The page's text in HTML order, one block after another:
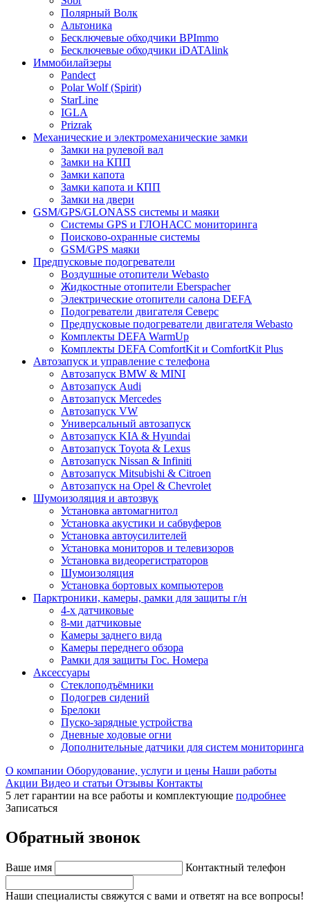
Полярный Волк
Альтоника
Бесключевые обходчики BPImmo
Бесключевые обходчики iDATAlink
Иммобилайзеры
Pandect
Polar Wolf (Spirit)
StarLine
IGLA
Prizrak
Механические и электромеханические замки
Замки на рулевой вал
Замки на КПП
Замки капота
Замки капота и КПП
Замки на двери
GSM/GPS/GLONASS системы и маяки
Системы GPS и ГЛОНАСС мониторинга
Поисково-охранные системы
GSM/GPS маяки
Предпусковые подогреватели
Воздушные отопители Webasto
Жидкостные отопители Eberspacher
Электрические отопители салона DEFA
Подогреватели двигателя Северс
Предпусковые подогреватели двигателя Webasto
Комплекты DEFA WarmUp
Комплекты DEFA ComfortKit и ComfortKit Plus
Автозапуск и управление с телефона
Автозапуск BMW & MINI
Автозапуск Audi
Автозапуск Mercedes
Автозапуск VW
Универсальный автозапуск
Автозапуск KIA & Hyundai
Автозапуск Toyota & Lexus
Автозапуск Nissan & Infiniti
Автозапуск Mitsubishi & Citroen
Автозапуск на Opel & Chevrolet
Шумоизоляция и автозвук
Установка автомагнитол
Установка акустики и сабвуферов
Установка автоусилителей
Установка мониторов и телевизоров
Установка видеорегистраторов
Шумоизоляция
Установка бортовых компьютеров
Парктроники, камеры, рамки для защиты г/н
4-х датчиковые
8-ми датчиковые
Камеры заднего вида
Камеры переднего обзора
Рамки для защиты Гос. Номера
Аксессуары
Стеклоподъёмники
Подогрев сидений
Брелоки
Пуско-зарядные устройства
Дневные ходовые огни
Дополнительные датчики для систем мониторинга
О компании Оборудование, услуги и цены Наши работы
Акции Видео и статьи Отзывы Контакты
5 лет гарантии на все работы и комплектующие подробнее
Записаться
Обратный звонок
Ваше имя Контактный телефон
Наши специалисты свяжутся с вами и ответят на все вопросы!